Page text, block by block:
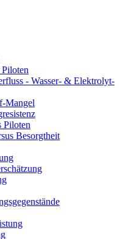
- Wasser- & Elektrolyt-
Mangel
Piloten
Besorgtheit